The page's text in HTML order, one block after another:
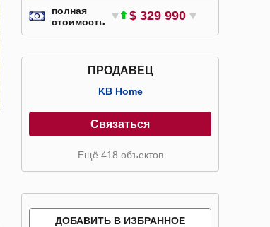
полная
стоимость
$ 329 990
ПРОДАВЕЦ
KB Home
Связаться
Ещё 418 объектов
ДОБАВИТЬ В ИЗБРАННОЕ